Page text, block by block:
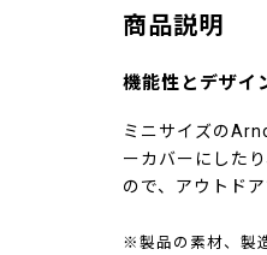
商品説明
機能性とデザイ
ミニサイズの
ーカバーにした
ので、アウトド
※製品の素材、製